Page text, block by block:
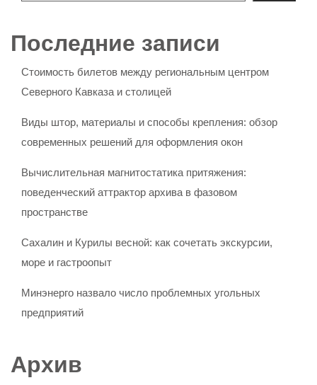
Последние записи
Стоимость билетов между региональным центром
Северного Кавказа и столицей
Виды штор, материалы и способы крепления: обзор
современных решений для оформления окон
Вычислительная магнитостатика притяжения:
поведенческий аттрактор архива в фазовом
пространстве
Сахалин и Курилы весной: как сочетать экскурсии,
море и гастроопыт
Минэнерго назвало число проблемных угольных
предприятий
Архив